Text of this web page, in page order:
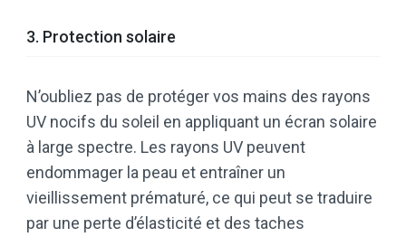
3. Protection solaire
N’oubliez pas de protéger vos mains des rayons
UV nocifs du soleil en appliquant un écran solaire
à large spectre. Les rayons UV peuvent
endommager la peau et entraîner un
vieillissement prématuré, ce qui peut se traduire
par une perte d’élasticité et des taches